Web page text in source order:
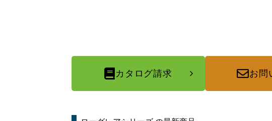
カタログ請求 お問